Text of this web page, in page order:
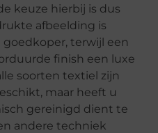
keuze hierbij is dus
afbeelding is
terwijl een
finish een luxe
soorten textiel zijn
maar heeft u
gereinigd dient te
andere techniek